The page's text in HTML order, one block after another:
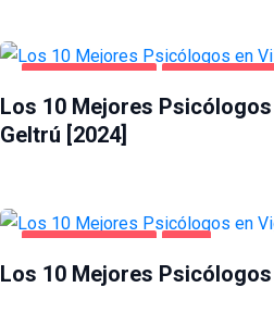
SALUD Y BELLEZA VILLANUEVA Y
Los 10 Mejores
Geltrú [2024]
SALUD Y BELLEZA VIGO
Los 10 Mejores Psicólogos